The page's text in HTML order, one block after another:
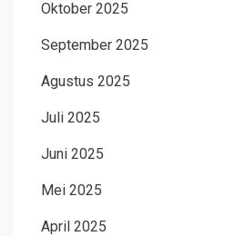
Oktober 2025
September 2025
Agustus 2025
Juli 2025
Juni 2025
Mei 2025
April 2025